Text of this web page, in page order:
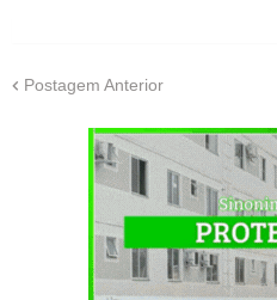
Postagem Anterior